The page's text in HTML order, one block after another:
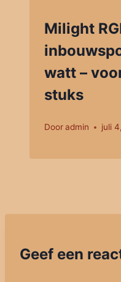
Milight
watt –
stuks
Dooradmin juli
Geef een